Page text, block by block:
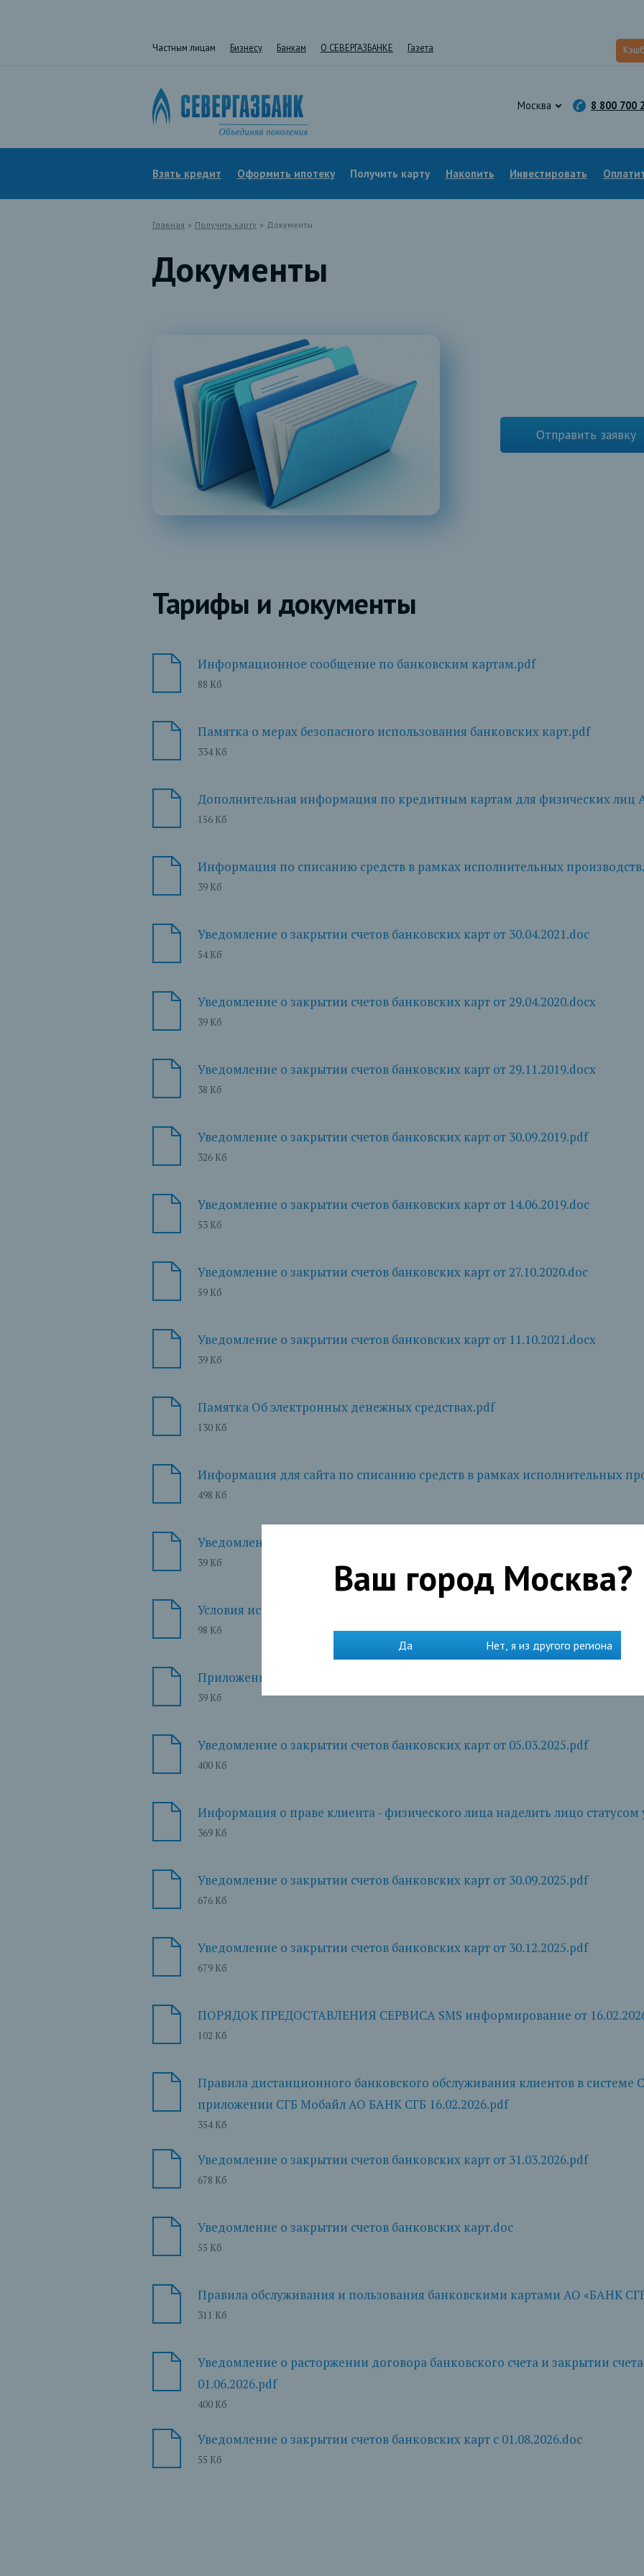
Частным лицам Бизнесу Банкам О СЕВЕРГАЗБАНКЕ Газета
Москва 8 800 700
Взять кредит Оформить ипотеку Получить карту Накопить Инвестировать
Главная » Получить карту » Документы
Документы
Отправить заявку
Тарифы и документы
Информационное сообщение по банковским картам.pdf
88 Кб
Памятка о мерах безопасного использования банковских карт.pdf
334 Кб
Дополнительная информация по кредитным картам для физических
156 Кб
Информация по списанию средств в рамках исполнительных
39 Кб
Уведомление о закрытии счетов банковских карт от 30.04.2021.doc
54 Кб
Уведомление о закрытии счетов банковских карт от 29.04.2020.docx
39 Кб
Уведомление о закрытии счетов банковских карт от 29.11.2019.docx
38 Кб
Уведомление о закрытии счетов банковских карт от 30.09.2019.pdf
326 Кб
Уведомление о закрытии счетов банковских карт от 14.06.2019.doc
53 Кб
Уведомление о закрытии счетов банковских карт от 27.10.2020.doc
59 Кб
Уведомление о закрытии счетов банковских карт от 11.10.2021.docx
39 Кб
Памятка Об электронных денежных средствах.pdf
130 Кб
Информация для сайта по списанию средств в рамках исполнительных
498 Кб
Уведомление о расторжении договора банковского счета и закрытии счета
39 Кб
Условия использования карт в сервисах бесконтактной оплаты с
98 Кб
Приложение к приказу. Уведомление о закрытии счетов банковских
39 Кб
Уведомление о закрытии счетов банковских карт от 05.03.2025.pdf
400 Кб
Информация о праве клиента - физического лица наделить лицо статусом
369 Кб
Уведомление о закрытии счетов банковских карт от 30.09.2025.pdf
676 Кб
Уведомление о закрытии счетов банковских карт от 30.12.2025.pdf
679 Кб
ПОРЯДОК ПРЕДОСТАВЛЕНИЯ СЕРВИСА SMS информирование от
102 Кб
Правила дистанционного банковского обслуживания клиентов в
приложении СГБ Мобайл АО БАНК СГБ 16.02.2026.pdf
354 Кб
Уведомление о закрытии счетов банковских карт от 31.03.2026.pdf
678 Кб
Уведомление о закрытии счетов банковских карт.doc
55 Кб
Правила обслуживания и пользования банковскими картами АО «БАНК
311 Кб
Уведомление о расторжении договора банковского счета и закрытии
01.06.2026.pdf
400 Кб
Уведомление о закрытии счетов банковских карт с 01.08.2026.doc
55 Кб
Ваш город Москва?
Да Нет, я из другого региона